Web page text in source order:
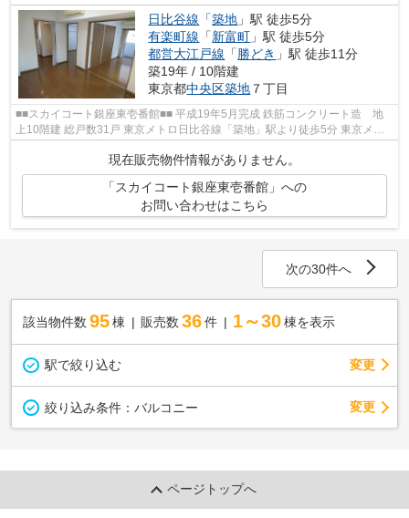
日比谷線 「築地 」駅 徒歩5分
有楽町線 「新富町 」駅 徒歩5分
都営大江戸線 「 勝どき 」駅 徒歩11分
築19年 / 10階建
東京都中央区築地 ７丁目
■■スカイコート銀座東壱番館■■ 平成19年5月完成 鉄筋コンクリート造 地
上10階建 総戸数31戸 東京メトロ日比谷線「築地」駅より徒歩5分 東京メト
ロ有楽町線「新富町」駅より徒歩5分 ...
現在販売物件情報がありません。
「スカイコート銀座東壱番館」への
お問い合わせはこちら
次の30件へ
該当物件数 95棟 販売数 36 件 1～30 棟を表示
駅で絞り込む 変更
絞り込み条件： バルコニー 変更
ページトップへ